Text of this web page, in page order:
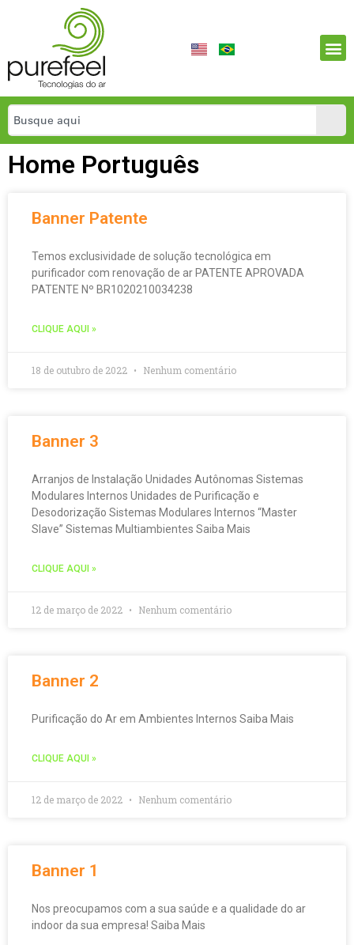
Home Português
Banner Patente
Temos exclusividade de solução tecnológica em
purificador com renovação de ar PATENTE APROVADA
PATENTE Nº BR1020210034238
CLIQUE AQUI »
18 de outubro de 2022 Nenhum comentário
Banner 3
Arranjos de Instalação Unidades Autônomas Sistemas
Modulares Internos Unidades de Purificação e
Desodorização Sistemas Modulares Internos “Master
Slave” Sistemas Multiambientes Saiba Mais
CLIQUE AQUI »
12 de março de 2022 Nenhum comentário
Banner 2
Purificação do Ar em Ambientes Internos Saiba Mais
CLIQUE AQUI »
12 de março de 2022 Nenhum comentário
Banner 1
Nos preocupamos com a sua saúde e a qualidade do ar
indoor da sua empresa! Saiba Mais